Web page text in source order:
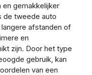
gemakkelijker
de tweede auto
afstanden of
en
zijn. Door het type
gebruik, kan
van een